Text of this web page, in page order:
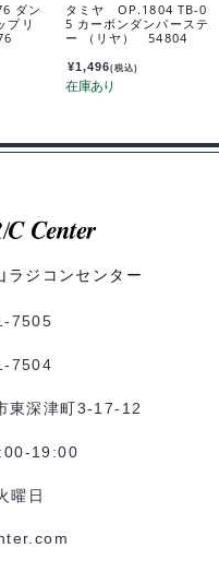
ダン
プリ
タミヤ OP.1804 TB-0
5 カーボンダンパーステ
ー （リヤ） 54804
¥1,496(税込)
ジコンセンター
7505
7504
東深津町3-17-12
19:00
曜日